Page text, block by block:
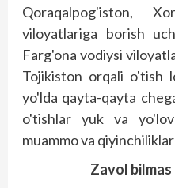
Qoraqalpog'iston,
viloyatlariga borish
Farg'ona vodiysi
Tojikiston orqali o'tish
yo'lda qayta-qayta
o'tishlar yuk va
muammo va
Zavol